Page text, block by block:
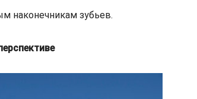
наконечникам зубьев.